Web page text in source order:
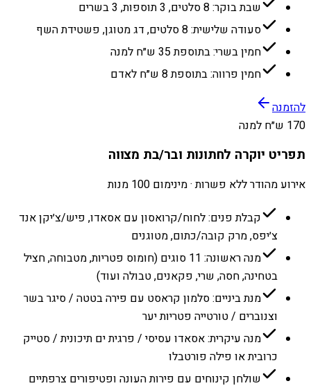
שבת בוקר: 8 סלטים, 3 תוספות, 3 בשרים
סעודה שלישית: 8 סלטים, דג מטוגן, פשטידת השף
חמין בשרי: בתוספת 35 ש״ח למנה
חמין פרווה: בתוספת 8 ש״ח לאדם
להזמנה
170 ש״ח למנה
תפריט יוקרה לחתונות ובר/בת מצווה
אירוע מהודר ללא פשרות · מינימום 100 מנות
קבלת פנים: לחוח/קרואסון עם אסאדו, פיש/צ׳יקן אנד
צ׳יפס, מרק קובה/כתום, מטוגנים
מנה ראשונה: 11 סוגים (חומוס פטריות, מטבוחה, חציל
בטחינה, חסה, שרי, פקאנים, טבולה ועוד)
מנת ביניים: סלמון קראסט עם פירה בטטה / סיגר בשר
וצנוברים / טורטייה פטריות יער
מנה עיקרית: אסאדו עסיסי / פרגית ים תיכונית / סטייק
כרובית או פילה פורטבלו
שולחן קינוחים עם פירות העונה ופטיפורים צרפתיים